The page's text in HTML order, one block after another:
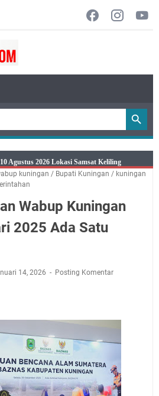
Kegiatan Bupati dan Sekda Minggu 9 Agustus
Satu, Wabup Kuningan Tiga Acara
SIM? Ini Lokasi Mobil Keliling
Sabtu 8 Agustus 2026
7 Agustus 2026 Mobil SIM Keliling Ada di
Sindangagung
Pagi Jumat 8 Agustus 2026: Jika Keberkahan
Dari Hidupmu, Kamu Akan Tetap Berjalan
Meskipun Memiliki Sekarung Penuh Uang
kuningan / Bupati Kuningan / kuningan
Wabup Kuningan
2025 Ada Satu
14, 2026 Posting Komentar